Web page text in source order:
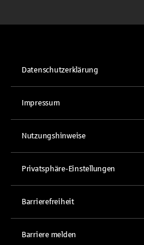
Datenschutzerklärung
Impressum
Nutzungshinweise
Privatsphäre-Einstellungen
Barrierefreiheit
Barriere melden